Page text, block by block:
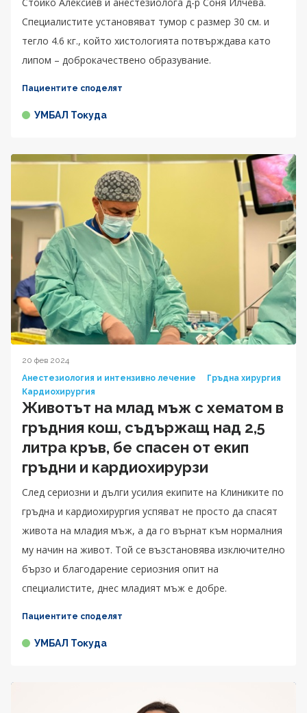
Специалистите установяват тумор с размер 30 см. и
тегло 4.6 кг., който хистологията потвърждава като
липом – доброкачествено образувание.
Пациентите споделят
УМБАЛ Токуда
20 фев 2024
Анестезиология и интензивно лечение
Гръдна хирургия
Кардиохирургия
Животът на млад мъж с хематом в
гръдния кош, съдържащ над 2,5
литра кръв, бе спасен от екип
гръдни и кардиохирурзи
След сериозни и дълги усилия екипите на Клиниките по
гръдна и кардиохирургия успяват не просто да спасят
живота на младия мъж, а да го върнат към нормалния
му начин на живот. Той се възстановява изключително
бързо и благодарение сериозния опит на
специалистите, днес младият мъж е добре.
Пациентите споделят
УМБАЛ Токуда